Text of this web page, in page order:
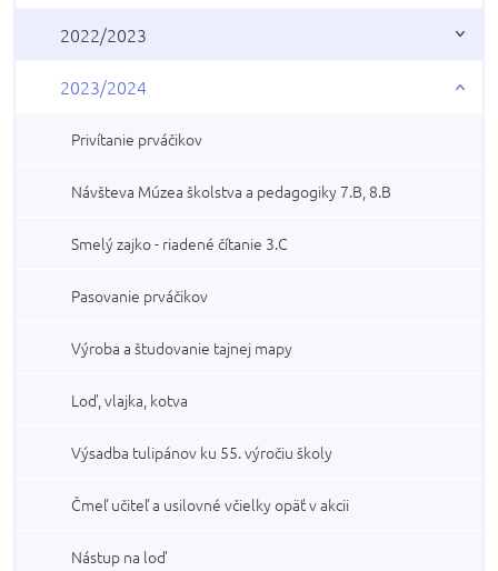
2022/2023
2023/2024
Privítanie prváčikov
Návšteva Múzea školstva a pedagogiky 7.B, 8.B
Smelý zajko - riadené čítanie 3.C
Pasovanie prváčikov
Výroba a študovanie tajnej mapy
Loď, vlajka, kotva
Výsadba tulipánov ku 55. výročiu školy
Čmeľ učiteľ a usilovné včielky opäť v akcii
Nástup na loď